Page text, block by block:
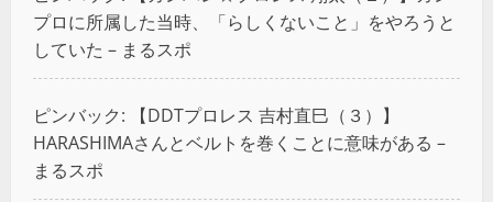
プロに所属した当時、「らしくないこと」をやろうと
していた – まるスポ
ピンバック:
【DDTプロレス 吉村直巳（３）】
HARASHIMAさんとベルトを巻くことに意味がある –
まるスポ